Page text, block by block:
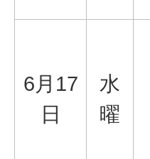
6月17
日
水
曜